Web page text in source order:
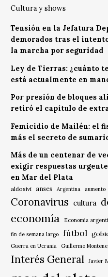
Cultura y shows
Tensión en la Jefatura
demorados tras el
la marcha por seguridad
Ley de Tierras: ¿cuánto
está actualmente en
Por presión de bloques
retiró el capítulo de
Femicidio de Mailén: el
más el secreto de
Más de un centenar de
exigir respuestas
en Mar del Plata
aldosivi anses Argentina aumento
Coronavirus cultura
economía Economía
fin de semana largo fútbol
Guerra en Ucrania Guillermo
Interés General Javier